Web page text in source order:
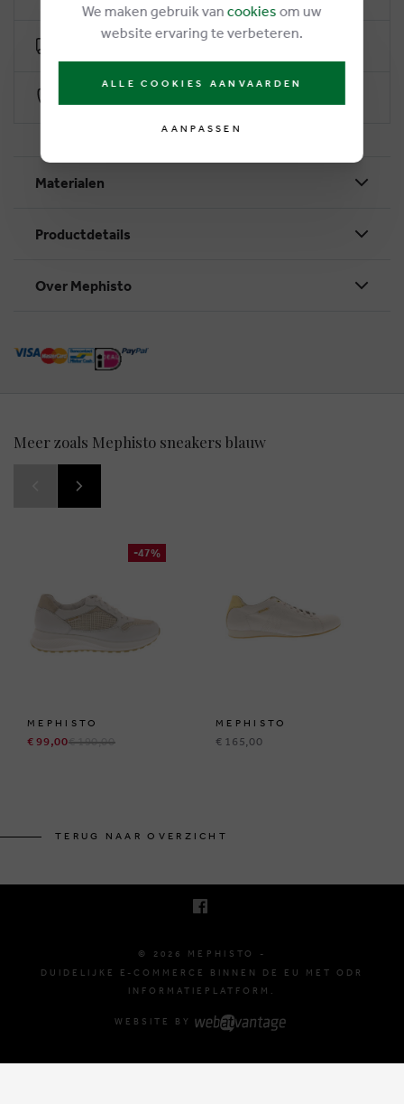
Gratis levering vanaf €50
Materialen
Productdetails
Over Mephisto
Meer zoals Mephisto sneakers blauw
-47%
MEPHISTO
€ 99,00€ 190,00
MEPHISTO
€ 165,00
TERUG NAAR OVERZICHT
© 2026 MEPHISTO -
DUIDELIJKE E-COMMERCE BINNEN DE EU MET ODR
INFORMATIEPLATFORM.
WEBSITE BY
We maken gebruik van cookies om uw
website ervaring te verbeteren.
ALLE COOKIES AANVAARDEN
AANPASSEN